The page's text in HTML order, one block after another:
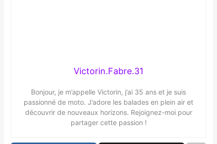
Victorin.Fabre.31
Bonjour, je m’appelle Victorin, j’ai 35 ans et je suis
passionné de moto. J’adore les balades en plein air et
découvrir de nouveaux horizons. Rejoignez-moi pour
partager cette passion !